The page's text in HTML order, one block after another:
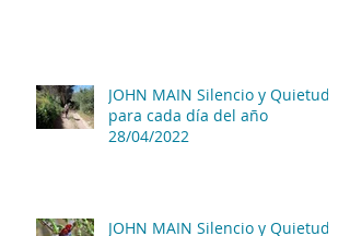
JOHN MAIN Silencio y Quietud
para cada día del año
28/04/2022
JOHN MAIN Silencio y Quietud